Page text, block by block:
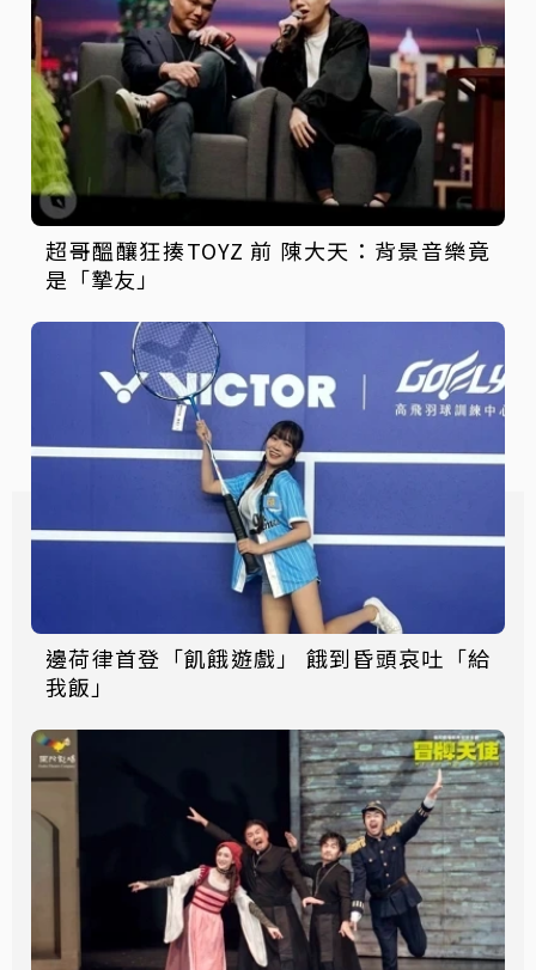
超哥醞釀狂揍TOYZ 前 陳大天：背景音樂竟
是「摯友」
邊荷律首登「飢餓遊戲」 餓到昏頭哀吐「給
我飯」